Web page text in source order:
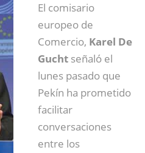
El comisario
europeo de
Comercio, Karel De
Gucht señaló el
lunes pasado que
Pekín ha prometido
facilitar
conversaciones
entre los